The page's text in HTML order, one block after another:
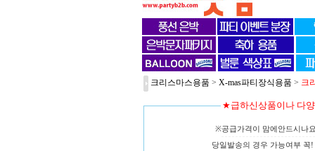
크리스마스용품 > X-mas파티장식용품 > 크
★급하신상품이나 다
※공급가격이 맘에안드시
당일발송의 경우 가능여부